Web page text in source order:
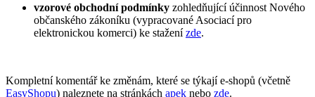
vzorové obchodní podmínky zohledňující účinnost Nového
občanského zákoníku (vypracované Asociací pro
elektronickou komerci) ke staženízde.
Kompletní komentář ke změnám, které se týkají e-shopů (včetně
EasyShopu) naleznete na stránkách apek nebo zde.